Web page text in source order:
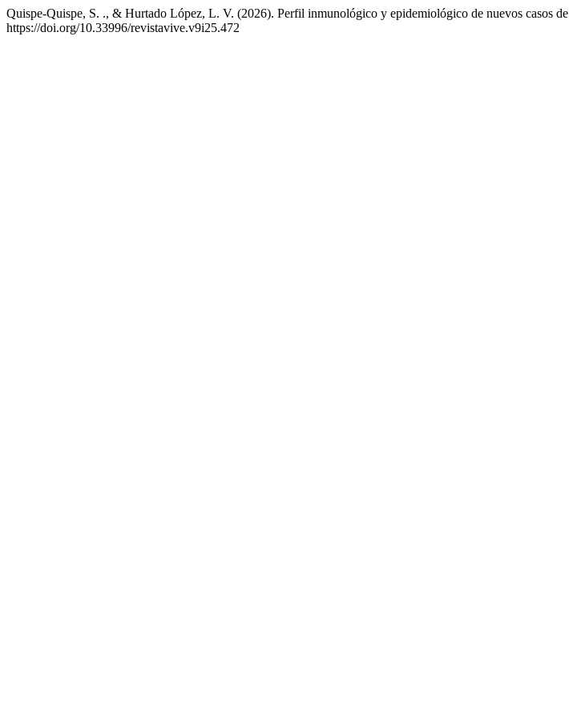
Quispe-Quispe, S. ., & Hurtado López, L. V. (2026). Perfil inmunológico y epidemiológico de nuevos casos
https://doi.org/10.33996/revistavive.v9i25.472